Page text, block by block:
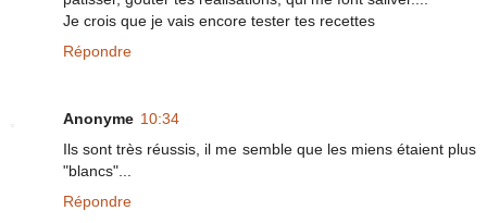
Je crois que je vais encore tester tes recettes
Répondre
Anonyme 10:34
Ils sont très réussis, il me semble que les miens étaient plus
"blancs"...
Répondre